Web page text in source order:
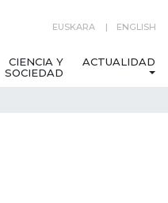
EUSKARA ENGLISH
CIENCIA Y
SOCIEDAD
ACTUALIDAD